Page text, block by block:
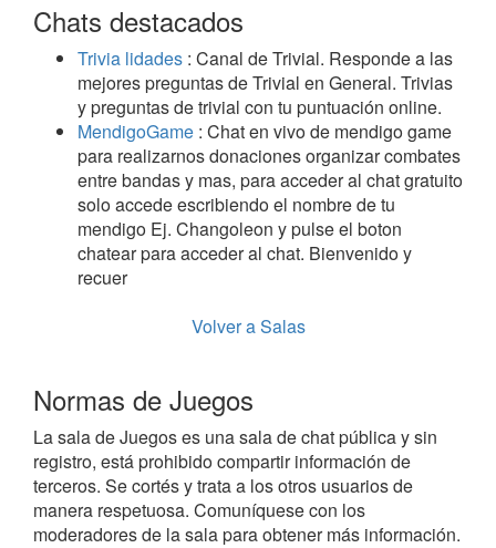
Chats destacados
Trivia lidades : Canal de Trivial. Responde a las
mejores preguntas de Trivial en General. Trivias
y preguntas de trivial con tu puntuación online.
MendigoGame : Chat en vivo de mendigo game
para realizarnos donaciones organizar combates
entre bandas y mas, para acceder al chat gratuito
solo accede escribiendo el nombre de tu
mendigo Ej. Changoleon y pulse el boton
chatear para acceder al chat. Bienvenido y
recuer
Volver a Salas
Normas de Juegos
La sala de Juegos es una sala de chat pública y sin
registro, está prohibido compartir información de
terceros. Se cortés y trata a los otros usuarios de
manera respetuosa. Comuníquese con los
moderadores de la sala para obtener más información.